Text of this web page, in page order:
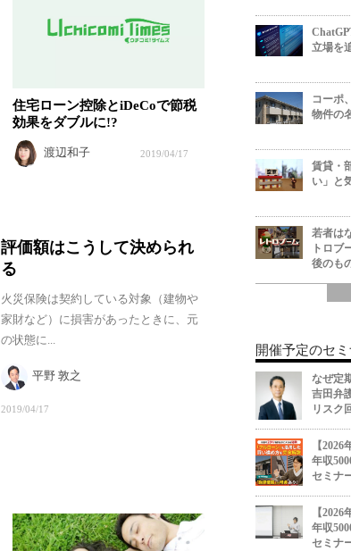
住宅ローン控除とiDeCoで節税
効果をダブルに!?
渡辺和子 2019/04/17
評価額はこうして決められ
る
火災保険は契約している対象（建物や
家財など）に損害があったときに、元
の状態に...
平野 敦之
2019/04/17
立場を
コーポ
物件の
賃貸・
い」と
若者は
トロブ
後のも
開催予定のセ
なぜ定
吉田弁
リスク
【
年収
セミナ
【
年収
セミナ